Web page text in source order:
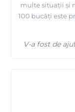
multe situații și
100 bucăți este
V-a fost de